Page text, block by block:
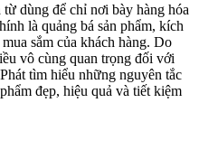
dùng để chỉ nơi bày hàng hóa
là quảng bá sản phẩm, kích
sắm của khách hàng. Do
vô cùng quan trọng đối với
tìm hiểu những nguyên tắc
đẹp, hiệu quả và tiết kiệm